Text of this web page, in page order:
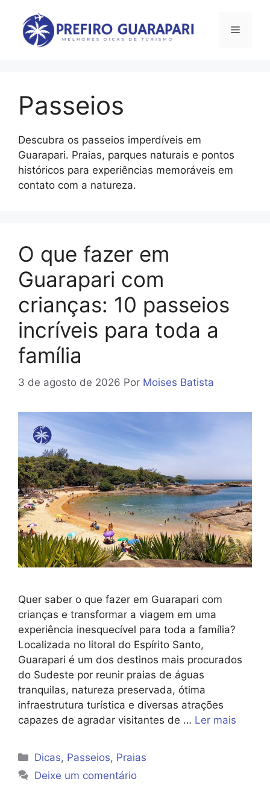
Menu
Passeios
Descubra os passeios imperdíveis em
Guarapari. Praias, parques naturais e pontos
históricos para experiências memoráveis em
contato com a natureza.
O que fazer em
Guarapari com
crianças: 10 passeios
incríveis para toda a
família
3 de agosto de 2026 Por Moises Batista
Quer saber o que fazer em Guarapari com
crianças e transformar a viagem em uma
experiência inesquecível para toda a família?
Localizada no litoral do Espírito Santo,
Guarapari é um dos destinos mais procurados
do Sudeste por reunir praias de águas
tranquilas, natureza preservada, ótima
infraestrutura turística e diversas atrações
capazes de agradar visitantes de … Ler mais
Categorias
Dicas, Passeios, Praias
Deixe um comentário